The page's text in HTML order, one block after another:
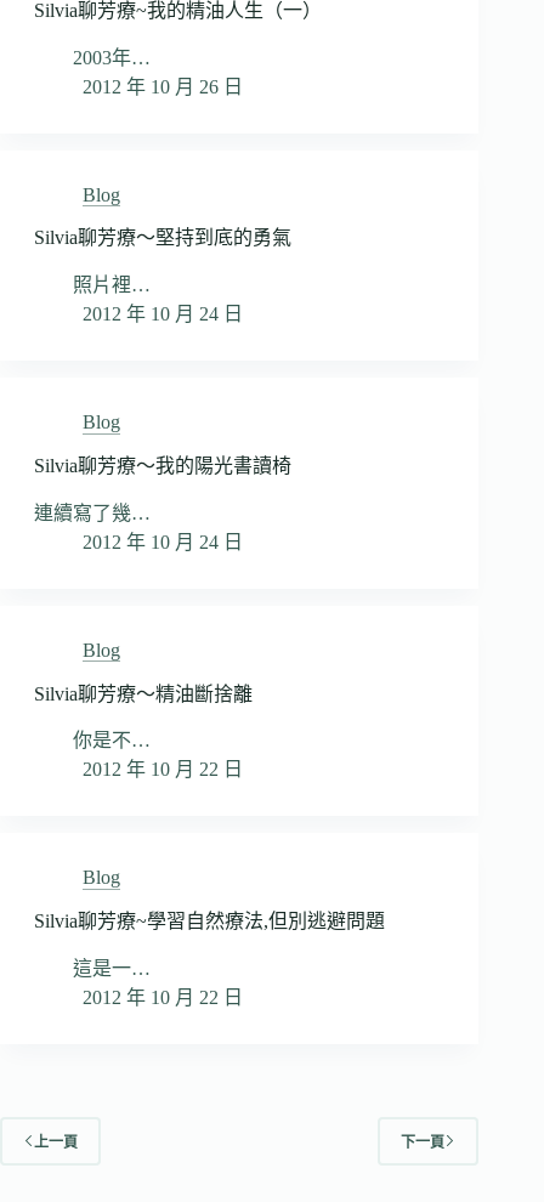
Silvia聊芳療~我的精油人生（一）
2003年…
2012 年 10 月 26 日
Blog
Silvia聊芳療～堅持到底的勇氣
照片裡…
2012 年 10 月 24 日
Blog
Silvia聊芳療～我的陽光書讀椅
連續寫了幾…
2012 年 10 月 24 日
Blog
Silvia聊芳療～精油斷捨離
你是不…
2012 年 10 月 22 日
Blog
Silvia聊芳療~學習自然療法,但別逃避問題
這是一…
2012 年 10 月 22 日
上一頁 下一頁